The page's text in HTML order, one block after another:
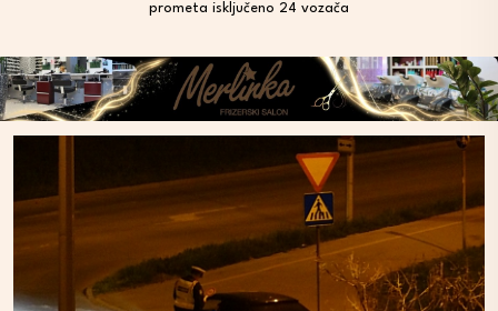
prometa isključeno 24 vozača